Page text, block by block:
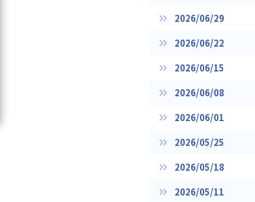
2026/06/29
2026/06/22
2026/06/15
2026/06/08
2026/06/01
2026/05/25
2026/05/18
2026/05/11